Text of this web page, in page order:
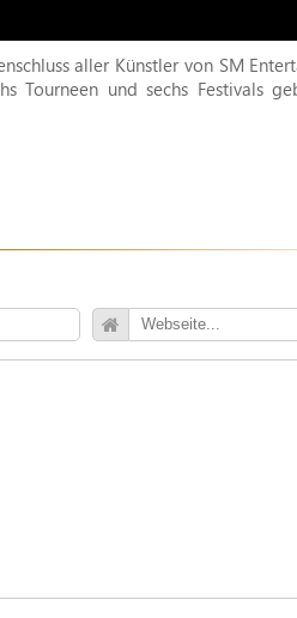
aller Künstler von SM
Tourneen und sechs Festivals